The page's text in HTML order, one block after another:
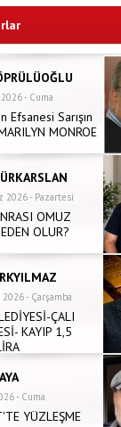
- Cuma
Efsanesi Sarışın
MONROE
2026 - Pazartesi
OMUZ
OLUR?
- Çarşamba
ÇALI
KAYIP 1,5
- Cuma
YÜZLEŞME